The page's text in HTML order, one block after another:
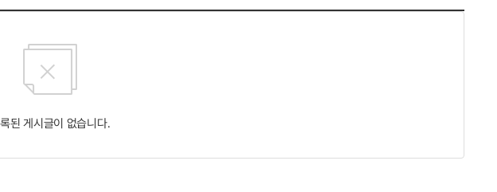
된 게시글이 없습니다.